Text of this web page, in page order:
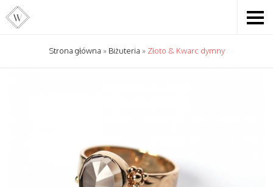
Strona główna » Biżuteria » Złoto & Kwarc dymny